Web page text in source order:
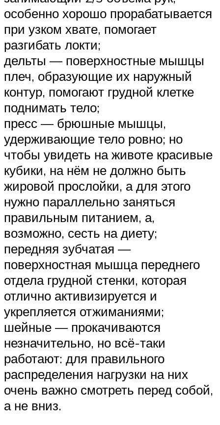
особенно хорошо прорабатывается
при узком хвате, помогает
разгибать локти;
дельты — поверхностные мышцы
плеч, образующие их наружный
контур, помогают грудной клетке
поднимать тело;
пресс — брюшные мышцы,
удерживающие тело ровно; но
чтобы увидеть на животе красивые
кубики, на нём не должно быть
жировой прослойки, а для этого
нужно параллельно заняться
правильным питанием, а,
возможно, сесть на диету;
передняя зубчатая —
поверхностная мышца переднего
отдела грудной стенки, которая
отлично активизируется и
укрепляется отжиманиями;
шейные — прокачиваются
незначительно, но всё-таки
работают: для правильного
распределения нагрузки на них
очень важно смотреть перед собой,
а не вниз.